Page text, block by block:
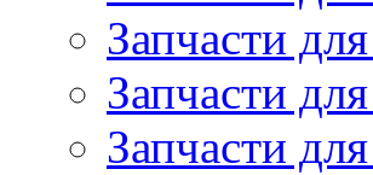
Запчасти
Запчасти
Запчасти